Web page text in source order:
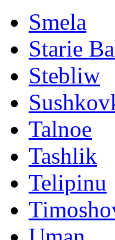
Smela
Starie
Stebliw
Talnoe
Tashlik
Telipinu